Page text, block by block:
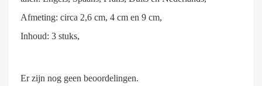
Afmeting: circa 2,6 cm, 4 cm en 9 cm,
Inhoud: 3 stuks,
Er zijn nog geen beoordelingen.